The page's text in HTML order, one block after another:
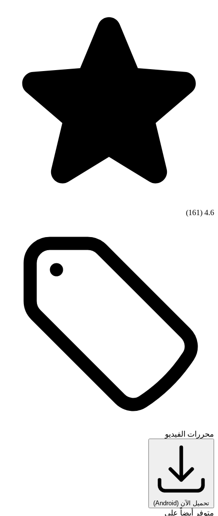
4.6
(161)
محررات الفيديو
تحميل الآن (Android)
متوفر أيضاً على